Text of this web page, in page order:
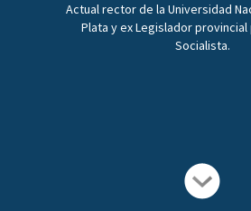
Actual rector de la Universidad
Plata y ex Legislador
Socialista.